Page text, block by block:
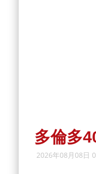
多倫多
2026年08月08日